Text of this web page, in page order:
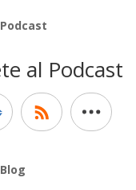
al Podcast